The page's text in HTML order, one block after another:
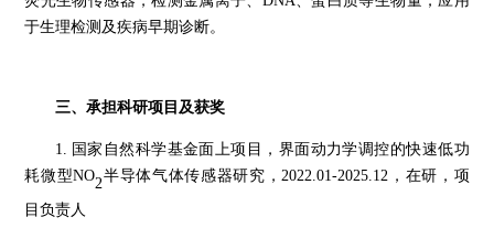
于生理检测及疾病早期诊断。
三、承担科研项目及获奖
1
国家自然科学基金面上项目，界面动力学调控的快速低功
耗微型NO2半导体气体传感器研究， 2022.01-2025.12， 在研 ， 项
目负责人